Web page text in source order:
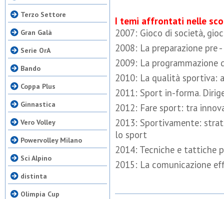
Terzo Settore
Gran Galà
Serie OrA
Bando
Coppa Plus
Ginnastica
Vero Volley
Powervolley Milano
Sci Alpino
distinta
Olimpia Cup
I temi affrontati nelle
2007: Gioco di società,
2008: La preparazione pre
2009: La
2010: La qualità sportiva:
2011: Sport in-forma.
2012: Fare sport: tra
2013: Sportivamente:
lo sport
2014: Tecniche e tattiche
2015: La comunicazione